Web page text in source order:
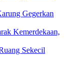
Gegerkan
Kemerdekaan,
Sekecil